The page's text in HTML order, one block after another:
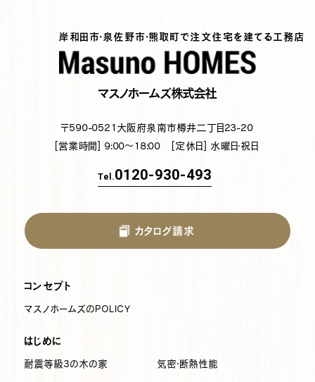
岸和田市・泉佐野市・熊取町で注文住宅を建てる工務店
マスノホームズ株式会社
〒590-0521 大阪府泉南市樽井二丁目23-20
[営業時間] 9:00～18:00 [定休日] 水曜日・祝日
Tel.0120-930-493
カタログ請求
コンセプト
マスノホームズのPOLICY
はじめに
耐震等級3の木の家 気密・断熱性能